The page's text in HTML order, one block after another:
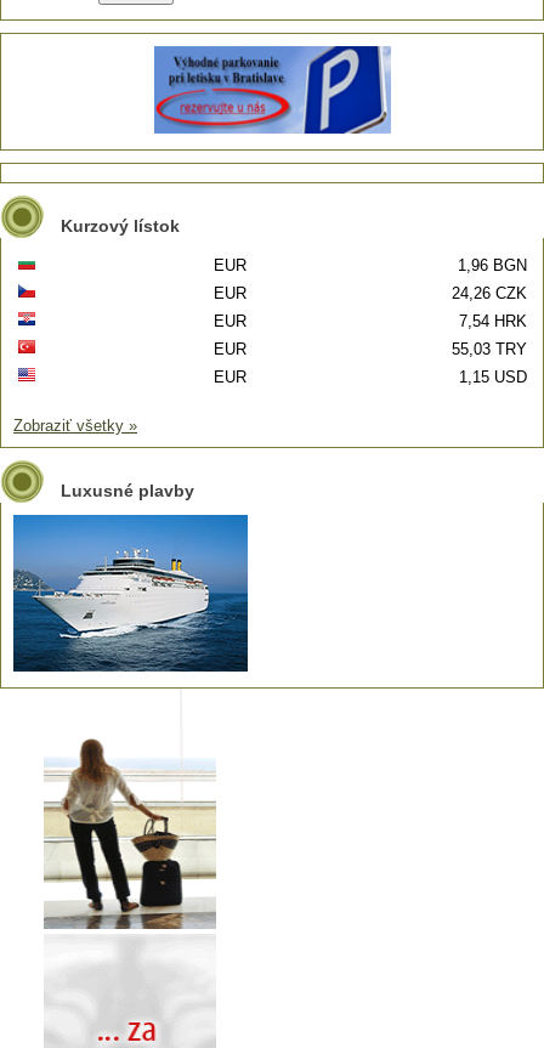
Kurzový lístok
EUR
1,96 BGN
EUR
24,26 CZK
EUR
7,54 HRK
EUR
55,03 TRY
EUR
1,15 USD
Zobraziť všetky »
Luxusné plavby